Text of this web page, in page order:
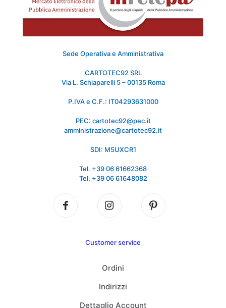
Sede Operativa e Amministrativa
CARTOTEC92 SRL
Via L. Schiaparelli 5 – 00135 Roma
P.IVA e C.F.: IT04293631000
PEC: cartotec92@pec.it
amministrazione@cartotec92.it
SDI: M5UXCR1
Tel. +39 06 61662368
Tel. +39 06 61648082
Customer service
Ordini
Indirizzi
Dettaglio Account